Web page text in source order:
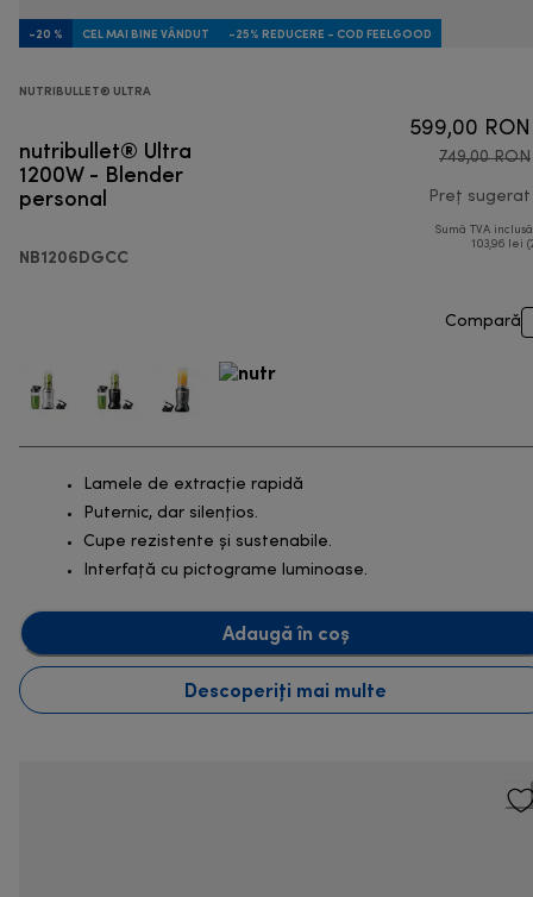
-20 % CEL MAI BINE VÂNDUT -25% REDUCERE - COD FEELGOOD
NUTRIBULLET® ULTRA
nutribullet® Ultra
1200W - Blender
personal
NB1206DGCC
599,00 RON
749,00 RON
Preț sugerat
Sumă TVA
103,96 lei
Compară
Lamele de extracție rapidă
Puternic, dar silențios.
Cupe rezistente și sustenabile.
Interfață cu pictograme luminoase.
Adaugă în coș
Descoperiți mai multe